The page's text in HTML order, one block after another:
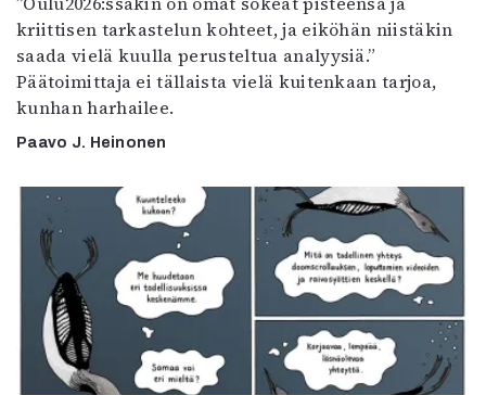
kriittisen tarkastelun kohteet, ja eiköhän niistäkin
saada vielä kuulla perusteltua analyysiä.”
Päätoimittaja ei tällaista vielä kuitenkaan tarjoa,
kunhan harhailee.
Paavo J. Heinonen